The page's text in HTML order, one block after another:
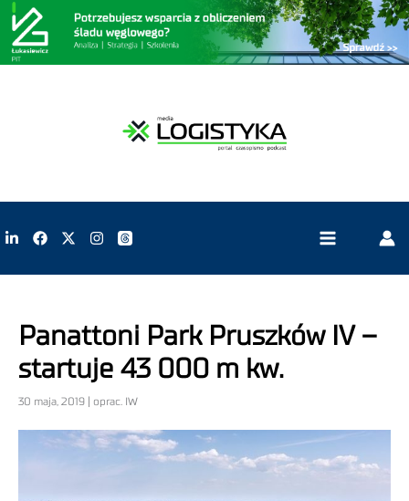
Panattoni Park Pruszków IV –
startuje 43 000 m kw.
30 maja, 2019 | oprac. IW